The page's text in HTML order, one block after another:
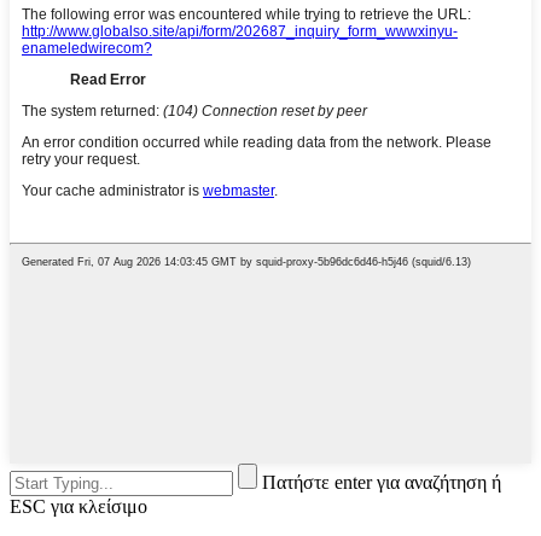
Πατήστε enter για αναζήτηση ή
ESC για κλείσιμο